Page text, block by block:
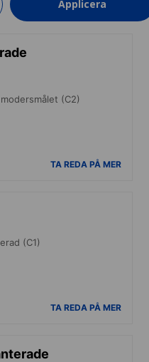
Applicera
TA REDA PÅ MER
(C2)
TA REDA PÅ MER
(C1)
TA REDA PÅ MER